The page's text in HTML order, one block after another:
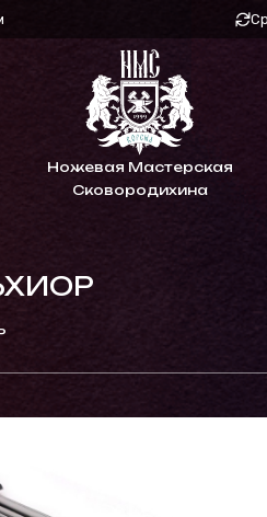
Ножевая Мастерская
Сковородихина